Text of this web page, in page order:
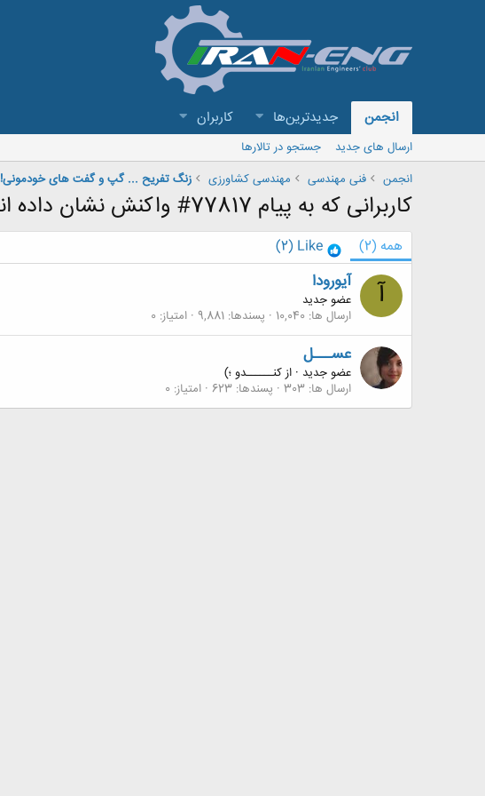
انجمن جدیدترین‌ها کاربران
ارسال های جدید
جستجو در تالارها
انجمن
فنی مهندسی مهندسی کشاورزی زنگ تفریح ... گپ و گفت های خودمونی!
کاربرانی که به پیام 77817# واکنش نشان داده اند
همه (2)
Like
(2)
آ آیورودا
عضو جدید
ارسال ها 10,040 پسندها 9,881 امتیاز 0
عســـل
عضو جدید · ازکنــــــدو ؛)
ارسال ها 303 پسندها 623 امتیاز 0